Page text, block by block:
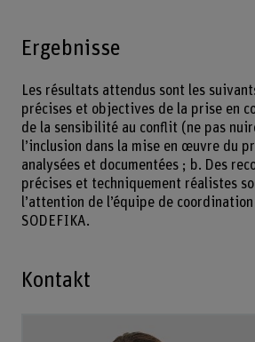
Ergebnisse
Les résultats attendus sont les
précises et objectives de la prise en
de la sensibilité au conflit (ne pas
l’inclusion dans la mise en œuvre du
analysées et documentées ; b. Des
précises et techniquement réalistes
l’attention de l’équipe de
SODEFIKA.
Kontakt